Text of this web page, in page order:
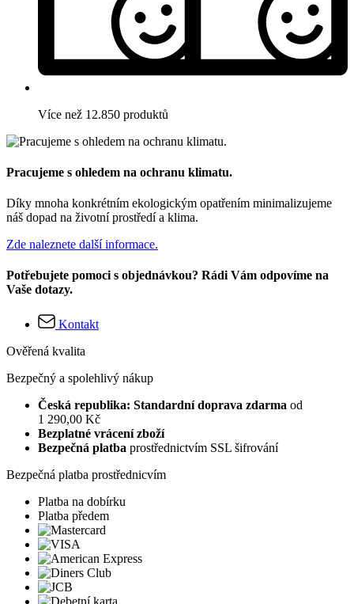
Více než 12.850 produktů
Pracujeme s ohledem na ochranu klimatu.
Díky mnoha konkrétním ekologickým opatřením minimalizujeme
náš dopad na životní prostředí a klima.
Zde naleznete další informace.
Potřebujete pomoci s objednávkou? Rádi Vám odpovíme na
Vaše dotazy.
Kontakt
Ověřená kvalita
Bezpečný a spolehlivý nákup
Česká republika: Standardní doprava zdarma od
1 290,00 Kč
Bezplatné vrácení zboží
Bezpečná platba prostřednictvím SSL šifrování
Bezpečná platba prostřednicvím
Platba na dobírku
Platba předem